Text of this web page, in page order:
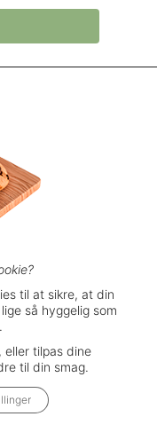
Alle
med
ApS.
til at sikre, at din
så hyggelig som
tilpas dine
til din smag.